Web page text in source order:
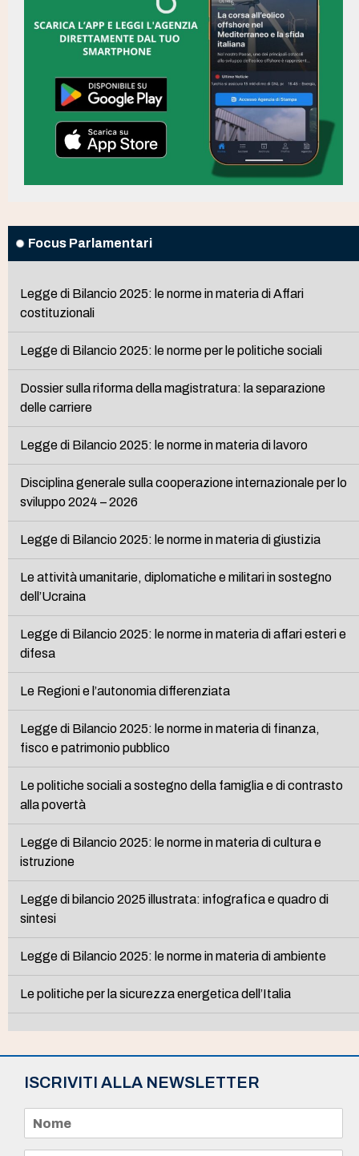
Focus Parlamentari
Legge di Bilancio 2025: le norme in materia di Affari
costituzionali
Legge di Bilancio 2025: le norme per le politiche sociali
Dossier sulla riforma della magistratura: la separazione
delle carriere
Legge di Bilancio 2025: le norme in materia di lavoro
Disciplina generale sulla cooperazione internazionale per lo
sviluppo 2024 – 2026
Legge di Bilancio 2025: le norme in materia di giustizia
Le attività umanitarie, diplomatiche e militari in sostegno
dell’Ucraina
Legge di Bilancio 2025: le norme in materia di affari esteri e
difesa
Le Regioni e l’autonomia differenziata
Legge di Bilancio 2025: le norme in materia di finanza,
fisco e patrimonio pubblico
Le politiche sociali a sostegno della famiglia e di contrasto
alla povertà
Legge di Bilancio 2025: le norme in materia di cultura e
istruzione
Legge di bilancio 2025 illustrata: infografica e quadro di
sintesi
Legge di Bilancio 2025: le norme in materia di ambiente
Le politiche per la sicurezza energetica dell’Italia
ISCRIVITI ALLA NEWSLETTER
m
e